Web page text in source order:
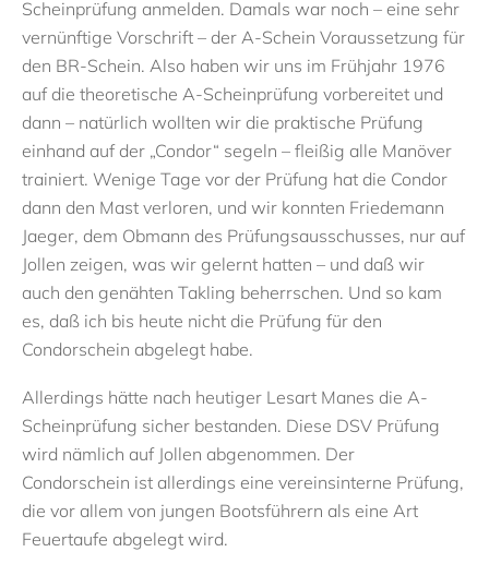
Scheinprüfung anmelden. Damals war noch – eine sehr
vernünftige Vorschrift – der A-Schein Voraussetzung für
den BR-Schein. Also haben wir uns im Frühjahr 1976
auf die theoretische A-Scheinprüfung vorbereitet und
dann – natürlich wollten wir die praktische Prüfung
einhand auf der „Condor“ segeln – fleißig alle Manöver
trainiert. Wenige Tage vor der Prüfung hat die Condor
dann den Mast verloren, und wir konnten Friedemann
Jaeger, dem Obmann des Prüfungsausschusses, nur auf
Jollen zeigen, was wir gelernt hatten – und daß wir
auch den genähten Takling beherrschen. Und so kam
es, daß ich bis heute nicht die Prüfung für den
Condorschein abgelegt habe.
Allerdings hätte nach heutiger Lesart Manes die A-
Scheinprüfung sicher bestanden. Diese DSV Prüfung
wird nämlich auf Jollen abgenommen. Der
Condorschein ist allerdings eine vereinsinterne Prüfung,
die vor allem von jungen Bootsführern als eine Art
Feuertaufe abgelegt wird.